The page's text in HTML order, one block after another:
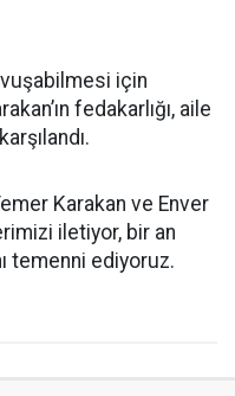
için
fedakarlığı, aile
Karakan ve Enver
iletiyor, bir an
temenni ediyoruz.